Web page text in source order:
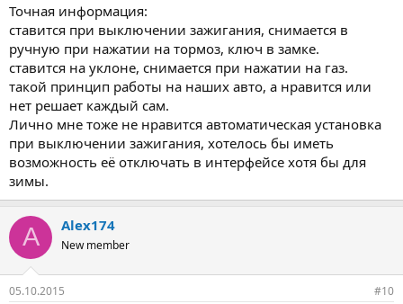
Точная информация:
ставится при выключении зажигания, снимается в
ручную при нажатии на тормоз, ключ в замке.
ставится на уклоне, снимается при нажатии на газ.
такой принцип работы на наших авто, а нравится или
нет решает каждый сам.
Лично мне тоже не нравится автоматическая установка
при выключении зажигания, хотелось бы иметь
возможность её отключать в интерфейсе хотя бы для
зимы.
A Alex174
New member
05.10.2015 #10